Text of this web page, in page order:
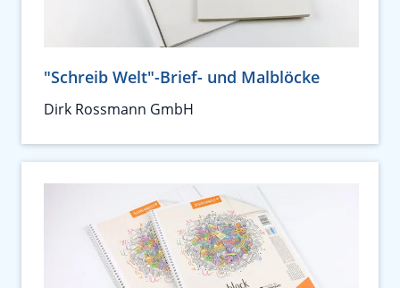
"Schreib Welt"-Brief- und Malblöcke
Dirk Rossmann GmbH